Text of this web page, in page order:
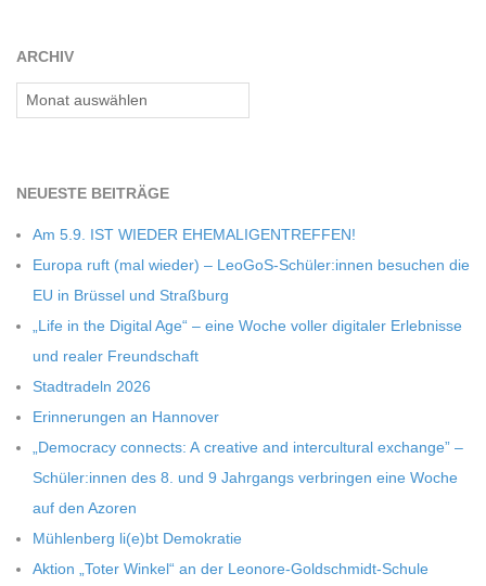
D
-
S
C
H
U
L
E
ARCHIV
Archiv
NEU­ESTE BEITRÄGE
Am 5.9. IST WIEDER EHEMALIGENTREFFEN!
Europa ruft (mal wie­der) – LeoGoS-Schüler:innen besu­chen die
EU in Brüs­sel und Straßburg
„Life in the Digi­tal Age“ – eine Woche vol­ler digi­ta­ler Erleb­nisse
und rea­ler Freundschaft
Stadt­ra­deln 2026
Erin­ne­run­gen an Hannover
„Demo­cracy con­nects: A crea­tive and inter­cul­tu­ral exch­ange” –
Schüler:innen des 8. und 9 Jahr­gangs ver­brin­gen eine Woche
auf den Azoren
Müh­len­berg li(e)bt Demokratie
Aktion „Toter Win­kel“ an der Leonore-Goldschmidt-Schule